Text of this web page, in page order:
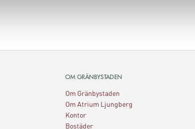
OM GRÄNBYSTADEN
Om Gränbystaden
Om Atrium Ljungberg
Kontor
Bostäder